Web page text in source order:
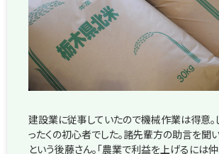
建設業に従事していたので機械作業は得意。
ったくの初心者でした。諸先輩方の助言を聞
という後藤さん。「農業で利益を上げるには